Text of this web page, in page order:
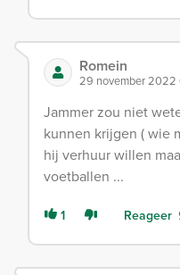
Romein
29 november 2022
Jammer zou niet
kunnen krijgen ( wie
hij verhuur willen
voetballen ...
1 Reageer